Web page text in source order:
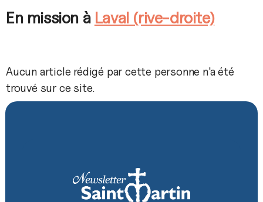
En mission à Laval (rive-droite)
Aucun article rédigé par cette personne n'a été
trouvé sur ce site.